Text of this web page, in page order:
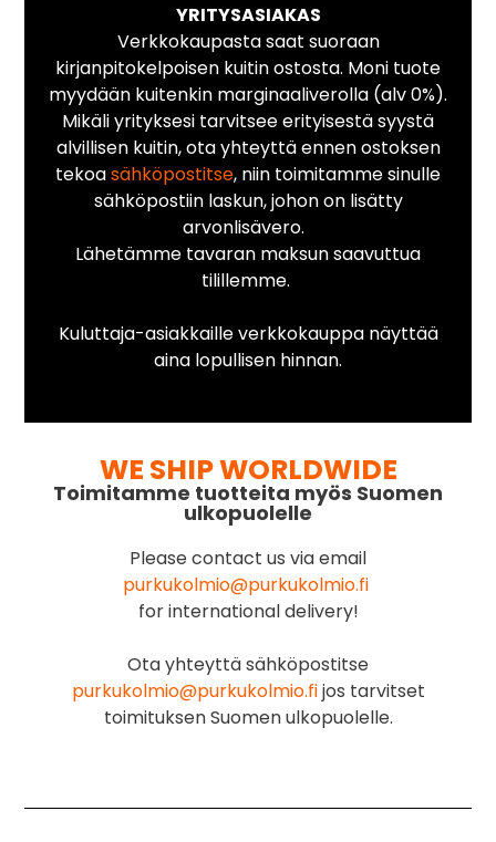
YRITYSASIAKAS
Verkkokaupasta saat suoraan
kirjanpitokelpoisen kuitin ostosta. Moni tuote
myydään kuitenkin marginaaliverolla (alv 0%).
Mikäli yrityksesi tarvitsee erityisestä syystä
alvillisen kuitin, ota yhteyttä ennen ostoksen
tekoasähköpostitse, niin toimitamme sinulle
sähköpostiin laskun, johon on lisätty
arvonlisävero.
Lähetämme tavaran maksun saavuttua
tilillemme.
Kuluttaja-asiakkaille verkkokauppa näyttää
aina lopullisen hinnan.
WE SHIP WORLDWIDE
Toimitamme tuotteita myös Suomen
ulkopuolelle
Please contact us via email
purkukolmio@purkukolmio.fi
for international delivery!
Ota yhteyttä sähköpostitse
purkukolmio@purkukolmio.fijos tarvitset
toimituksen Suomen ulkopuolelle.